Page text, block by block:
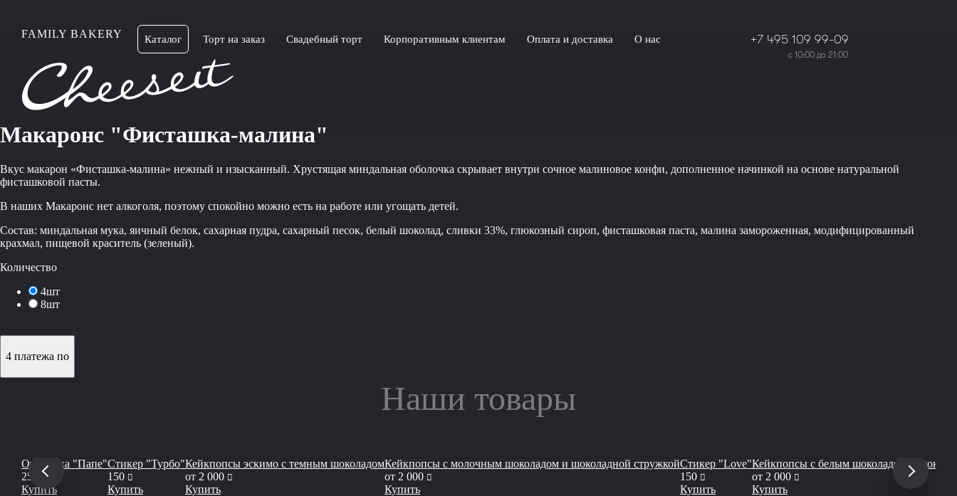
FAMILY BAKERY Каталог Торт на заказ Свадебный торт Корпоративным клиентам Оплата и доставка О нас +7 495 109 99-09
с 10:00 до 21:00
Макаронс "Фисташка-малина"
Вкус макарон «Фисташка-малина» нежный и изысканный. Хрустящая миндальная оболочка скрывает внутри сочное малиновое конфи, дополненное начинкой на основе натуральной
фисташковой пасты.
В наших Макаронс нет алкоголя, поэтому спокойно можно есть на работе или угощать детей.
Состав: миндальная мука, яичный белок, сахарная пудра, сахарный песок, белый шоколад, сливки 33%, глюкозный сироп, фисташковая паста, малина замороженная, модифицированный
крахмал, пищевой краситель (зеленый).
Количество
4шт
8шт
4 платежа по
Наши товары
Открытка "Папе"
250
руб
Купить
Стикер "Турбо"
150 руб
Купить
Кейкпопсы эскимо с темным шоколадом
от 2 000 руб
Купить
Кейкпопсы с молочным шоколадом и шоколадной стружкой
от 2 000 руб
Купить
Стикер "Love"
150 руб
Купить
Кейкпопсы с белым шоколадом и
от 2 000 руб
Купить